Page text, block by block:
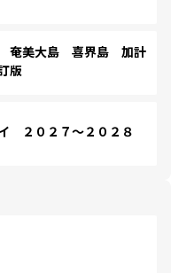
奄美大島 喜界島 加計
版
２０２７～２０２８